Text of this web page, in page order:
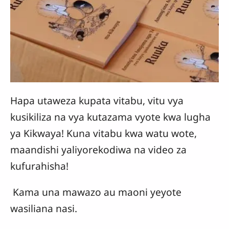
Hapa utaweza kupata vitabu, vitu vya
kusikiliza na vya kutazama vyote kwa lugha
ya Kikwaya! Kuna vitabu kwa watu wote,
maandishi yaliyorekodiwa na video za
kufurahisha!
Kama una mawazo au maoni yeyote
wasiliana nasi.